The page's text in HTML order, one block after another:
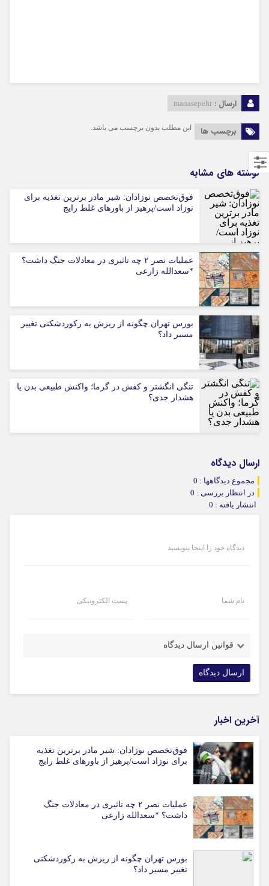
ارسال : manasepehr
برچسب ها این مطلب بدون برچسب می باشد.
نوشته های مشابه
فوق‌تخصص نوزادان: شیر مادر برترین تغذیه برای
نوزاد است/پرهیز از باورهای غلط رایج
عملیات نصر ۲ چه تاثیری در معادلات جنگ داشت؟
*سعدالله زارعی
بورس تهران چگونه از ریزش به رکوردشکنی تغییر
مسیر داد؟
تنگی انگشتر و کفش در گرما؛ واکنش طبیعی بدن یا
هشدار جدی؟
ارسال دیدگاه
مجموع دیدگاهها : 0
در انتظار بررسی : 0
انتشار یافته : 0
دیدگاه خود را اینجا بنویسید
نام شما پست الکترونیکی
قوانین ارسال دیدگاه
آخرین اخبار
فوق‌تخصص نوزادان: شیر مادر برترین تغذیه
برای نوزاد است/پرهیز از باورهای غلط رایج
عملیات نصر ۲ چه تاثیری در معادلات جنگ
داشت؟ *سعدالله زارعی
بورس تهران چگونه از ریزش به رکوردشکنی
تغییر مسیر داد؟